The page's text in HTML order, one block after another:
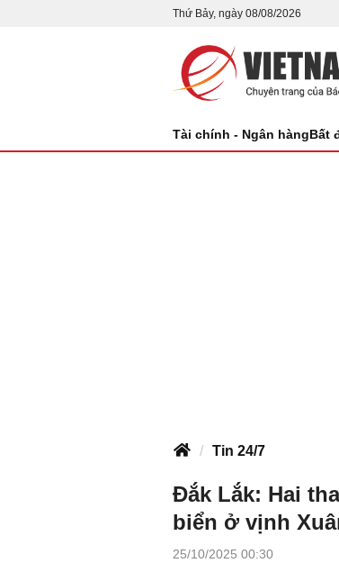
Thứ Bảy, ngày 08/08/2026
Tài chính - Ngân hàngBất
Tin 24/7
Đắk Lắk: Hai
biển ở vịnh
25/10/2025 00:30